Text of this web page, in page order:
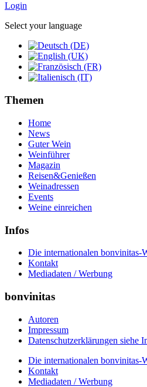
Login
Select your language
Themen
Home
News
Guter Wein
Weinführer
Magazin
Reisen&Genießen
Weinadressen
Events
Weine einreichen
Infos
Die internationalen bonvinitas-
Kontakt
Mediadaten / Werbung
bonvinitas
Autoren
Impressum
Datenschutzerklärungen siehe
Die internationalen bonvinitas-
Kontakt
Mediadaten / Werbung